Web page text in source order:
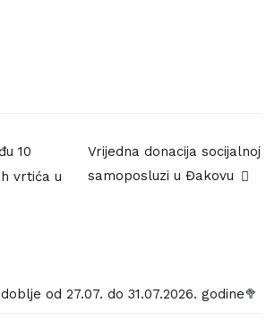
10
vrtića u
Vrijedna donacija socijalnoj
samoposluzi u Đakovu
od 27.07. do 31.07.2026. godine🥦